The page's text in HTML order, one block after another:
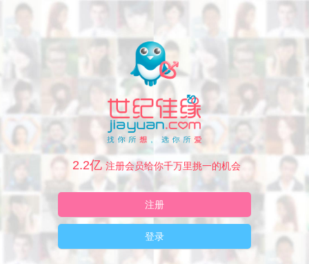
2.2亿 注册会员给你千万里挑一的机会
注册
登录